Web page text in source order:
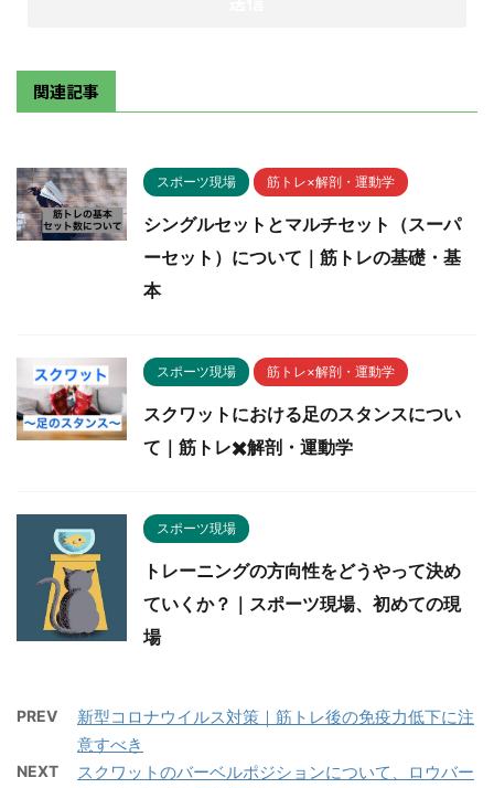
関連記事
スポーツ現場 筋トレ×解剖・運動学
シングルセットとマルチセット（スーパ
ーセット）について｜筋トレの基礎・基
本
スポーツ現場 筋トレ×解剖・運動学
スクワットにおける足のスタンスについ
て｜筋トレ✖️解剖・運動学
スポーツ現場
トレーニングの方向性をどうやって決め
ていくか？｜スポーツ現場、初めての現
場
PREV
新型コロナウイルス対策｜筋トレ後の免疫力低下に注
意すべき
NEXT
スクワットのバーベルポジションについて、ロウバー